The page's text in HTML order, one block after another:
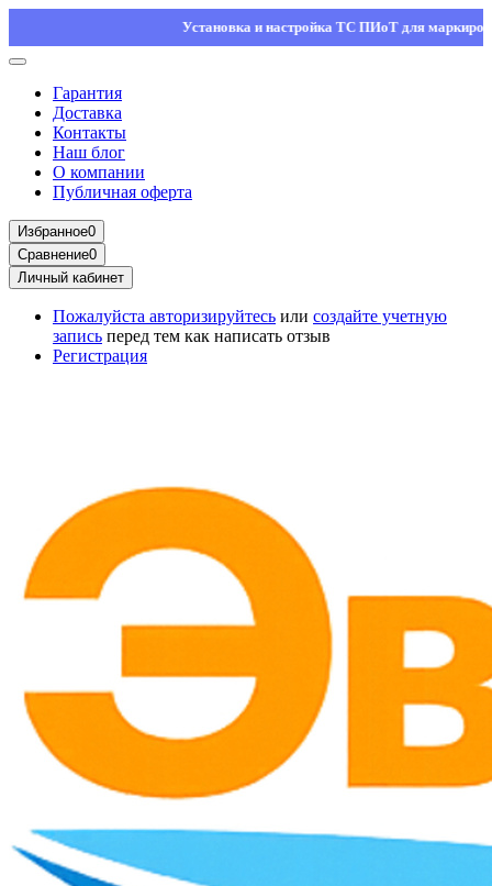
Установка и настройка ТС ПИоТ для маркировки —
Гарантия
Доставка
Контакты
Наш блог
О компании
Публичная оферта
Избранное0
Сравнение0
Личный кабинет
Пожалуйста авторизируйтесь или создайте учетную
запись перед тем как написать отзыв
Регистрация